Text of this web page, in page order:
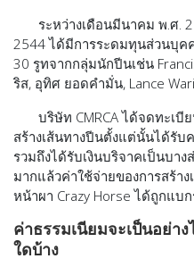
ระหว่างเดือนมีนาคม พ.ศ.
2544 ได้มีการระดมทุนส่วนบุค
30 รูทจากกลุ่มนักปีนเช่น
ริส, อุทิศ ยอดคำมั่น, Lance
บริษัท CMRCA ได้จดทะเบี
สร้างเส้นทางปีนตั้งแต่นั้นได้รั
รวมถึงได้รับเงินบริจาคเป็นบา
มากแล้วค่าใช้จ่ายของการสร้า
หน้าผา Crazy Horse ได้ถูกแบ
ค่าธรรมเนียมจะเป็นอย่า
ใดบ้าง